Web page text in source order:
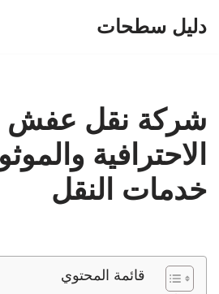
دليل سطحات
شركة نقل عفش
الاحترافية
خدمات النقل
قائمة المحتوي